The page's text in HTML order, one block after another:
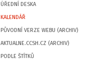
ÚŘEDNÍ DESKA
KALENDÁŘ
PŮVODNÍ VERZE WEBU (ARCHIV)
AKTUALNE.CCSH.CZ (ARCHIV)
PODLE ŠTÍTKŮ